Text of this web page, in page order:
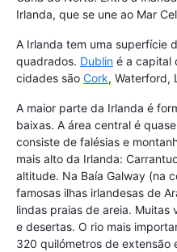
Irlanda, que se une ao Mar
A Irlanda tem uma superfície
quadrados. Dublin é a capital
cidades são Cork, Waterford,
A maior parte da Irlanda é
baixas. A área central é
consiste de falésias e
mais alto da Irlanda:
altitude. Na Baía Galway (na
famosas ilhas irlandesas de
lindas praias de areia. Muitas
e desertas. O rio mais
320 quilómetros de extensão